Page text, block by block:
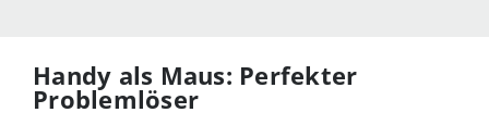
Handy als Maus: Perfekter
Problemlöser